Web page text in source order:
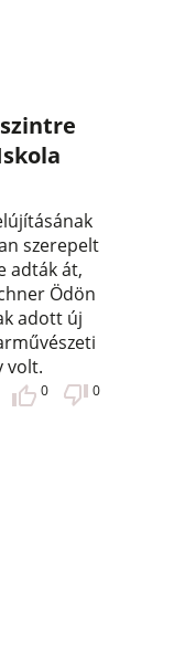
szerepelt
adták át,
Ödön
adott új
volt.
0 0